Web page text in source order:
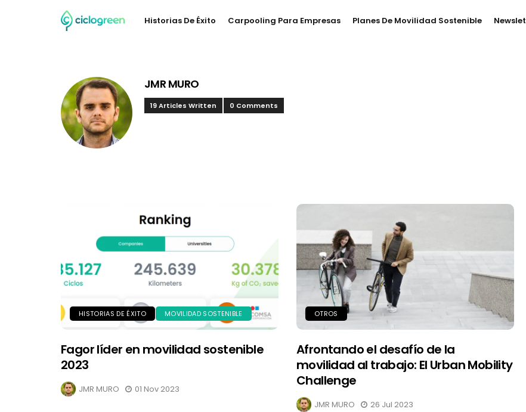
Historias De Éxito Carpooling Para Empresas Planes De Movilidad Sostenible
JMR MURO
19 Articles Written 0 Comments
HISTORIAS DE ÉXITO MOVILIDAD SOSTENIBLE
Fagor líder en movilidad sostenible
2023
JMR MURO 01 Nov 2023
OTROS
Afrontando el desafío de la
movilidad al trabajo: El Urban Mobility
Challenge
JMR MURO 26 Jul 2023